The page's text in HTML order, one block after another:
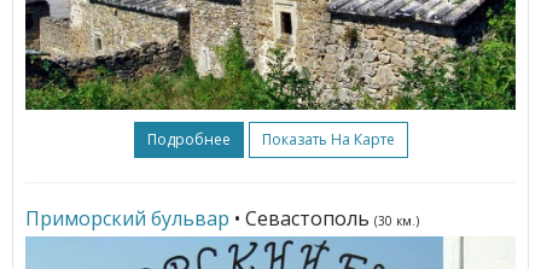
Подробнее Показать На Карте
Приморский бульвар • Севастополь (30 км.)